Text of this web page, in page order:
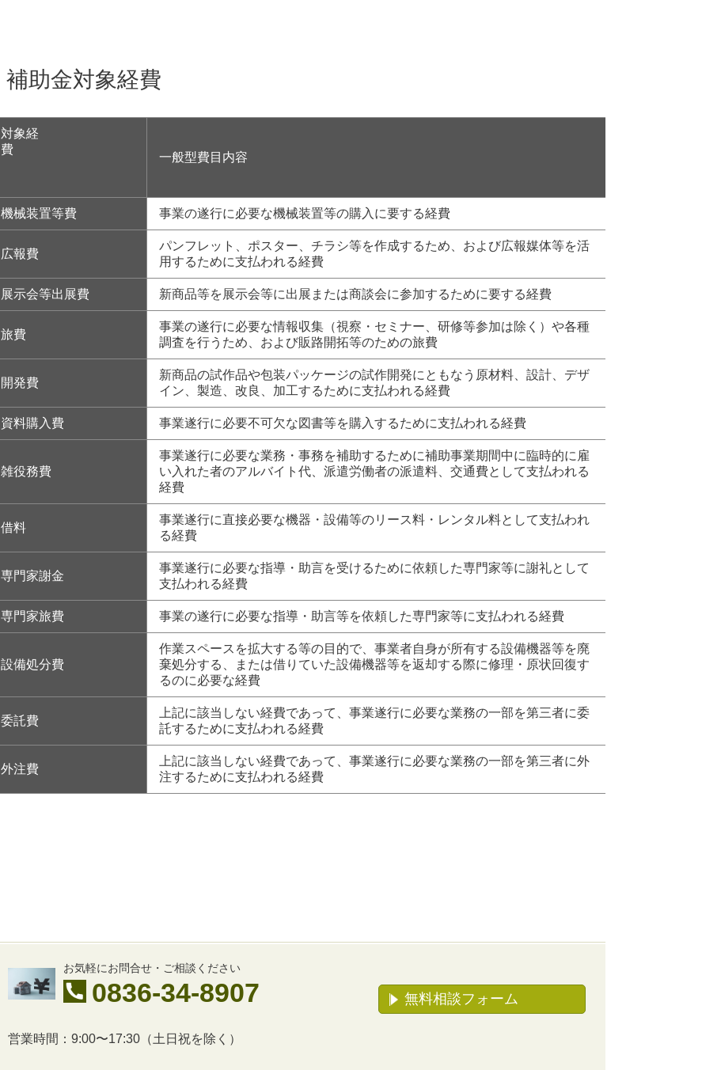
補助金対象経費
対象経
費
一般型費目内容
機械装置等費 事業の遂行に必要な機械装置等の購入に要する経費
広報費
パンフレット、ポスター、チラシ等を作成するため、および広報媒体等を活
用するために支払われる経費
展示会等出展費 新商品等を展示会等に出展または商談会に参加するために要する経費
旅費
事業の遂行に必要な情報収集（視察・セミナー、研修等参加は除く）や各種
調査を行うため、および販路開拓等のための旅費
開発費
新商品の試作品や包装パッケージの試作開発にともなう原材料、設計、デザ
イン、製造、改良、加工するために支払われる経費
資料購入費 事業遂行に必要不可欠な図書等を購入するために支払われる経費
雑役務費
事業遂行に必要な業務・事務を補助するために補助事業期間中に臨時的に雇
い入れた者のアルバイト代、派遣労働者の派遣料、交通費として支払われる
経費
借料
事業遂行に直接必要な機器・設備等のリース料・レンタル料として支払われ
る経費
専門家謝金
事業遂行に必要な指導・助言を受けるために依頼した専門家等に謝礼として
支払われる経費
専門家旅費 事業の遂行に必要な指導・助言等を依頼した専門家等に支払われる経費
設備処分費
作業スペースを拡大する等の目的で、事業者自身が所有する設備機器等を廃
棄処分する、または借りていた設備機器等を返却する際に修理・原状回復す
るのに必要な経費
委託費
上記に該当しない経費であって、事業遂行に必要な業務の一部を第三者に委
託するために支払われる経費
外注費
上記に該当しない経費であって、事業遂行に必要な業務の一部を第三者に外
注するために支払われる経費
無料相談フォーム
お気軽にお問合せ・ご相談ください
0836-34-8907
営業時間：9:00〜17:30（土日祝を除く）